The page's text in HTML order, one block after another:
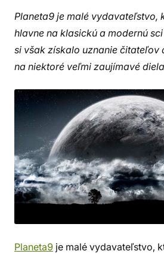
Planeta9 je malé vydavateľstvo,
hlavne na klasickú a modernú
si však získalo uznanie čitateľov
na niektoré veľmi zaujímavé
Planeta9 je malé vydavateľstvo,